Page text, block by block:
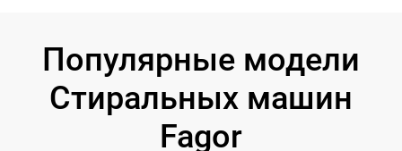
Популярные модели
Стиральных машин
Fagor